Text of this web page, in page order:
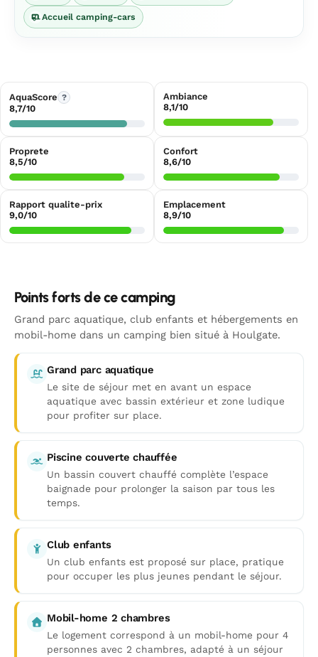
Accueil camping-cars
AquaScore ?
8,7/10
Ambiance
8,1/10
Proprete
8,5/10
Confort
8,6/10
Rapport qualite-prix
9,0/10
Emplacement
8,9/10
Points forts de ce camping
Grand parc aquatique, club enfants et hébergements en
mobil-home dans un camping bien situé à Houlgate.
Grand parc aquatique
Le site de séjour met en avant un espace
aquatique avec bassin extérieur et zone ludique
pour profiter sur place.
Piscine couverte chauffée
Un bassin couvert chauffé complète l’espace
baignade pour prolonger la saison par tous les
temps.
Club enfants
Un club enfants est proposé sur place, pratique
pour occuper les plus jeunes pendant le séjour.
Mobil-home 2 chambres
Le logement correspond à un mobil-home pour 4
personnes avec 2 chambres, adapté à un séjour